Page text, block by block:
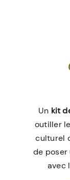
Un kit
outiller
culturel
de
avec